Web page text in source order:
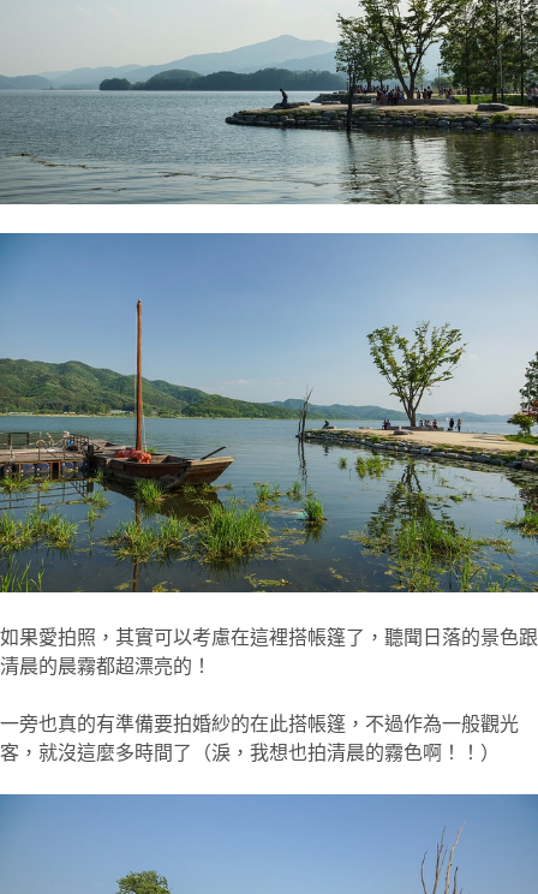
如果愛拍照，其實可以考慮在這裡搭帳篷了，聽聞日落的景色跟
清晨的晨霧都超漂亮的！
一旁也真的有準備要拍婚紗的在此搭帳篷，不過作為一般觀光
客，就沒這麼多時間了（淚，我想也拍清晨的霧色啊！！）